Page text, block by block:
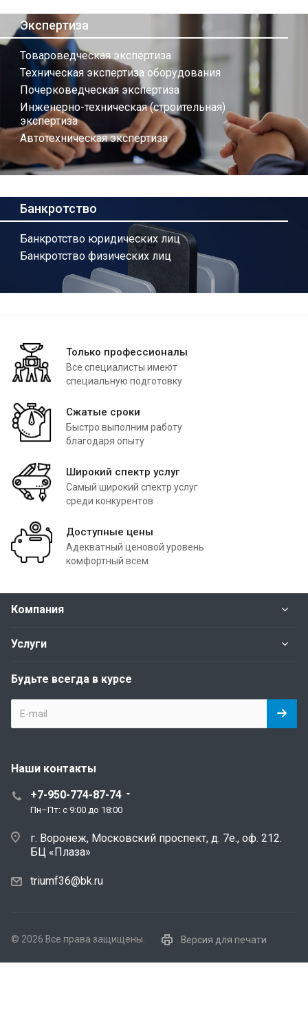
Экспертиза
Товароведческая экспертиза
Техническая экспертиза оборудования
Почерковедческая экспертиза
Инженерно-техническая (строительная)
экспертиза
Автотехническая экспертиза
Банкротство
Банкротство юридических лиц
Банкротство физических лиц
Только профессионалы
Все специалисты имеют
специальную подготовку
Сжатые сроки
Быстро выполним работу
благодаря опыту
Широкий спектр услуг
Самый широкий спектр услуг
среди конкурентов
Доступные цены
Адекватный ценовой уровень
комфортный всем
Компания
Услуги
Будьте всегда в курсе
Наши контакты
+7-950-774-87-74
Пн–Пт: с 9:00 до 18:00
г. Воронеж, Московский проспект, д. 7е., оф. 212.
БЦ «Плаза»
triumf36@bk.ru
© 2026 Все права защищены. Версия для печати